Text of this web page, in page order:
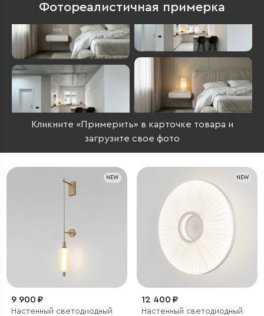
Фотореалистичная примерка
Кликните «Примерить» в карточке товара и
загрузите свое фото
NEW
9 900 ₽
Настенный светодиодный
NEW
12 400 ₽
Настенный светодиодный